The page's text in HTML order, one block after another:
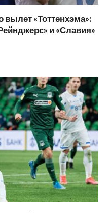
вылет «Тоттенхэма»:
и «Славия»